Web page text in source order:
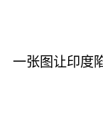
一张图让印度